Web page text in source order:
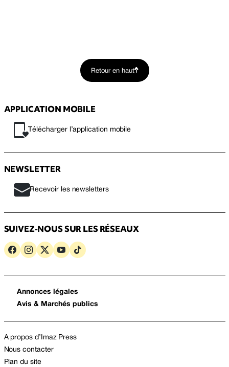
Retour en haut
APPLICATION MOBILE
Télécharger l’application mobile
NEWSLETTER
Recevoir les newsletters
SUIVEZ-NOUS SUR LES RÉSEAUX
Annonces légales
Avis & Marchés publics
A propos d’Imaz Press
Nous contacter
Plan du site